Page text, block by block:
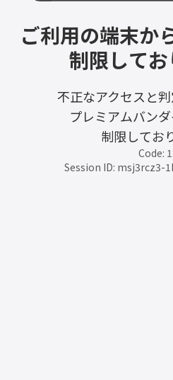
ご利用の端末か
制限してお
不正なアクセスと判
プレミアムバン
制限してお
Code:
Session ID: msj3rcz3-